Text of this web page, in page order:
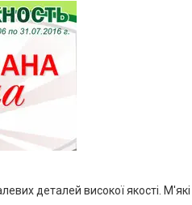
деталей високої якості.